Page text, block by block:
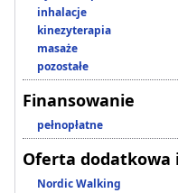
inhalacje
kinezyterapia
masaże
pozostałe
Finansowanie
pełnopłatne
Oferta dodatkowa
Nordic Walking